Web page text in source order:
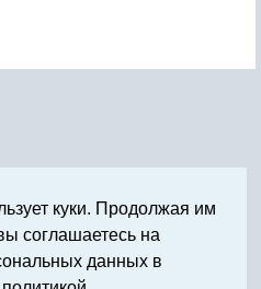
куки. Продолжая им
соглашаетесь на
данных в